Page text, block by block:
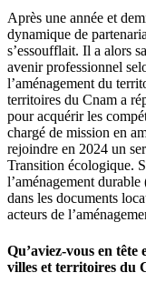
Après une année et
dynamique de
s’essoufflait. Il a alors
avenir professionnel
l’aménagement du
territoires du Cnam a
pour acquérir les
chargé de mission en
rejoindre en 2024 un
Transition écologique.
l’aménagement
dans les documents
acteurs de
Qu’aviez-vous en
villes et territoires du